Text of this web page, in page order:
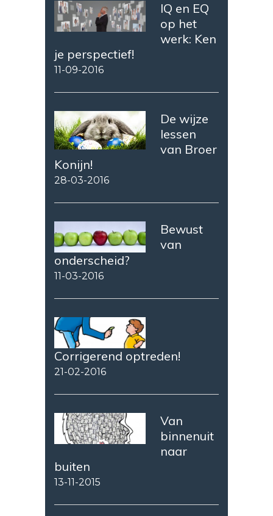
IQ en EQ
op het
werk: Ken
je perspectief!
11-09-2016
De wijze
lessen
van Broer
Konijn!
28-03-2016
Bewust
van
onderscheid?
11-03-2016
Corrigerend optreden!
21-02-2016
Van
binnenuit
naar
buiten
13-11-2015